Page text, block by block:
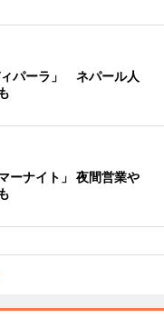
パーラ」 ネパール人
ーナイト」 夜間営業や